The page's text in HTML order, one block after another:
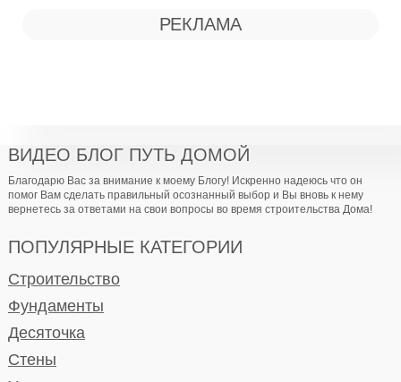
РЕКЛАМА
ВИДЕО БЛОГ ПУТЬ ДОМОЙ
Благодарю Вас за внимание к моему Блогу! Искренно надеюсь что он
помог Вам сделать правильный осознанный выбор и Вы вновь к нему
вернетесь за ответами на свои вопросы во время строительства Дома!
ПОПУЛЯРНЫЕ КАТЕГОРИИ
Строительство
Фундаменты
Десяточка
Стены